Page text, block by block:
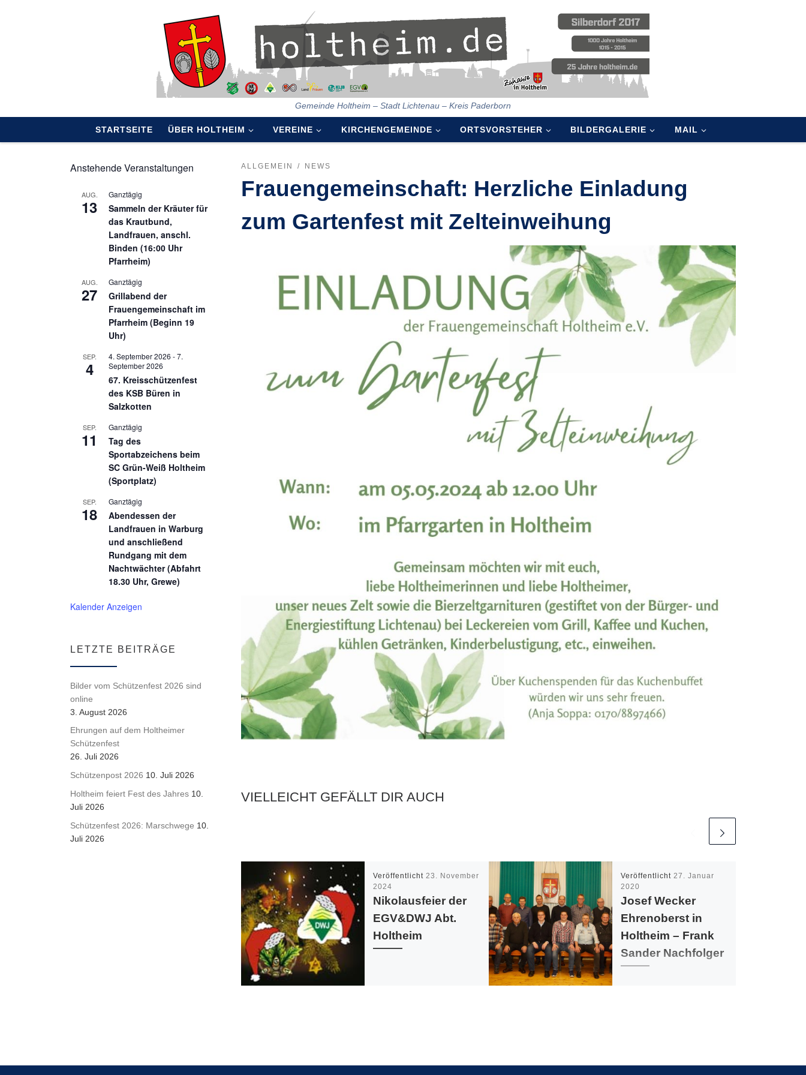
Gemeinde Holtheim – Stadt Lichtenau – Kreis Paderborn
STARTSEITE ÜBER HOLTHEIM VEREINE KIRCHENGEMEINDE ORTSVORSTEHER BILDERGALERIE MAIL
ALLGEMEIN NEWS
Frauengemeinschaft: Herzliche Einladung
zum Gartenfest mit Zelteinweihung
VIELLEICHT GEFÄLLT DIR AUCH
Veröffentlicht 23. November
2024
Nikolausfeier der
EGV&DWJ Abt.
Holtheim
Veröffentlicht 27. Januar
2020
Josef Wecker
Ehrenoberst in
Holtheim – Frank
Sander Nachfolger
Anstehende Veranstaltungen
AUG.
13
Ganztägig
Sammeln der Kräuter für
das Krautbund,
Landfrauen, anschl.
Binden (16:00 Uhr
Pfarrheim)
AUG.
27
Ganztägig
Grillabend der
Frauengemeinschaft im
Pfarrheim (Beginn 19
Uhr)
SEP.
4
4. September 2026 -7.
September 2026
67. Kreisschützenfest
des KSB Büren in
Salzkotten
SEP.
11
Ganztägig
Tag des
Sportabzeichens beim
SC Grün-Weiß Holtheim
(Sportplatz)
SEP.
18
Ganztägig
Abendessen der
Landfrauen in Warburg
und anschließend
Rundgang mit dem
Nachtwächter (Abfahrt
18.30 Uhr, Grewe)
Kalender Anzeigen
LETZTE BEITRÄGE
Bilder vom Schützenfest 2026 sind
online
3. August 2026
Ehrungen auf dem Holtheimer
Schützenfest
26. Juli 2026
Schützenpost 2026 10. Juli 2026
Holtheim feiert Fest des Jahres 10.
Juli 2026
Schützenfest 2026: Marschwege 10.
Juli 2026